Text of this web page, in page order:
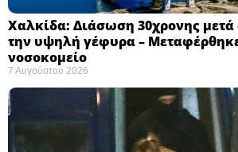
Χαλκίδα: Διάσωση 30χρονης
την υψηλή γέφυρα –
νοσοκομείο ​
7 Αυγούστου 2026